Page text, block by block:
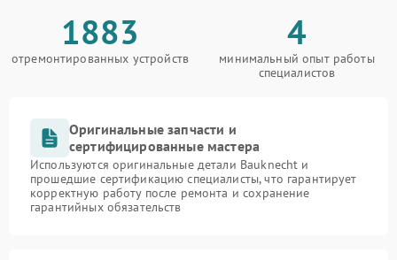
1883
отремонтированных устройств
4
минимальный опыт работы
специалистов
Оригинальные запчасти и
сертифицированные мастера
Используются оригинальные детали Bauknecht и
прошедшие сертификацию специалисты, что гарантирует
корректную работу после ремонта и сохранение
гарантийных обязательств